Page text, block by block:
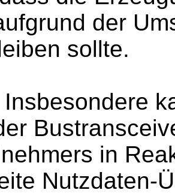
der
sollte.
Insbesondere
in
Nutzdaten-